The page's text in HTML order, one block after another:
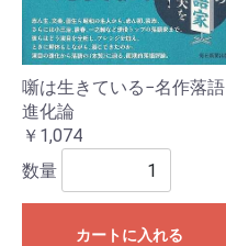
噺は生きている−名作落語
進化論
￥1,074
数量
カートに入れる